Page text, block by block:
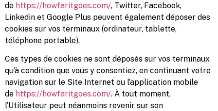
de https://howfaritgoes.com/, Twitter, Facebook,
Linkedin et Google Plus peuvent également déposer des
cookies sur vos terminaux (ordinateur, tablette,
téléphone portable).
Ces types de cookies ne sont déposés sur vos terminaux
qu’à condition que vous y consentiez, en continuant votre
navigation sur le Site Internet ou l’application mobile
de https://howfaritgoes.com/. À tout moment,
l’Utilisateur peut néanmoins revenir sur son